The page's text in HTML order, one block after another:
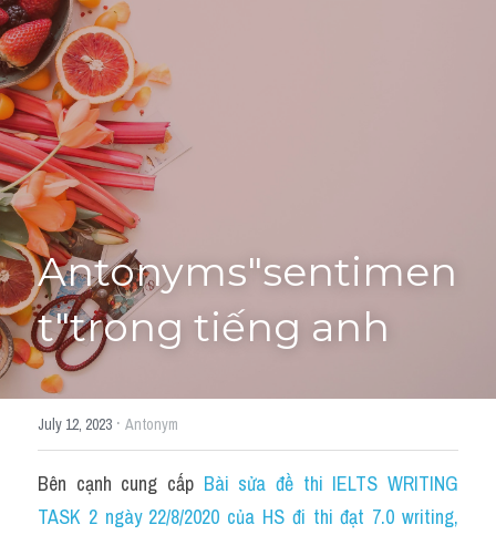
Giải đề thi từng câu
Lời khuyên
Giải đề thi
Academic words
Phrase
Phrasal Verb
Idioms đồng nghĩa
Idioms trái nghĩa
Antonym
Idiom
HỌC THỬ
Antonyms"sentimen
t"trong tiếng anh
July 12, 2023 · Antonym
Bên cạnh cung cấp Bài sửa đề thi IELTS WRITING
TASK 2 ngày 22/8/2020 của HS đi thi đạt 7.0 writing,